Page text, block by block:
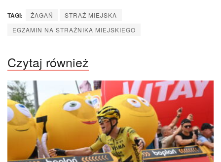
TAGI: ŻAGAŃ
STRAŻ MIEJSKA
EGZAMIN NA STRAŻNIKA MIEJSKIEGO
Czytaj również